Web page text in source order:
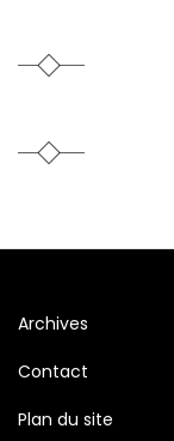
Archives
Contact
Plan du site